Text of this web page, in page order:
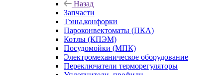
Назад
Запчасти
Тэны,конфорки
Пароконвектоматы (ПКА)
Котлы (КПЭМ)
Посудомойки (МПК)
Электромеханическое оборудование
Переключатели терморегуляторы